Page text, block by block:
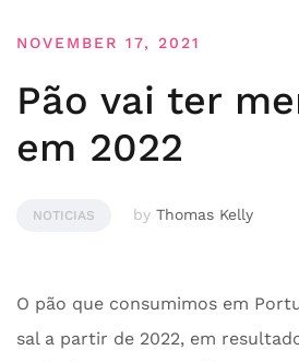
NOVEMBER 17, 2021
Pão vai ter
em 2022
NOTICIAS by Thomas Kelly
O pão que consumimos em
sal a partir de 2022, em